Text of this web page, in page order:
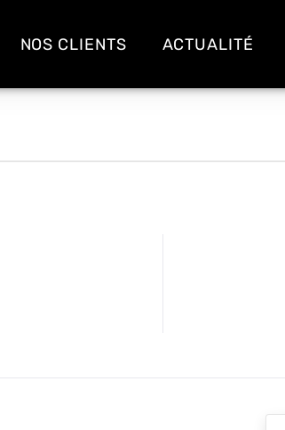
NOS CLIENTS ACTUALITÉ